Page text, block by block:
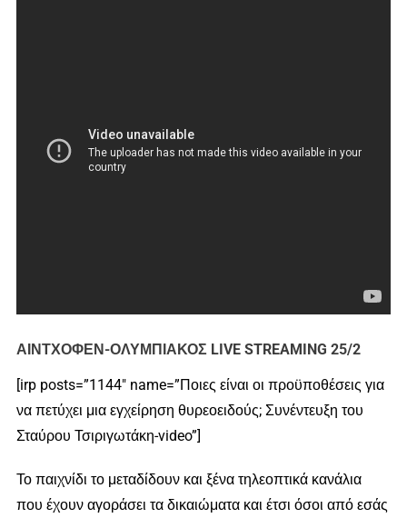
ΑΙΝΤΧΟΦΕΝ-ΟΛΥΜΠΙΑΚΟΣ LIVE STREAMING 25/2
[irp posts=”1144″ name=”Ποιες είναι οι προϋποθέσεις για
να πετύχει μια εγχείρηση θυρεοειδούς; Συνέντευξη του
Σταύρου Τσιριγωτάκη-video”]
Το παιχνίδι το μεταδίδουν και ξένα τηλεοπτικά κανάλια
που έχουν αγοράσει τα δικαιώματα και έτσι όσοι από εσάς